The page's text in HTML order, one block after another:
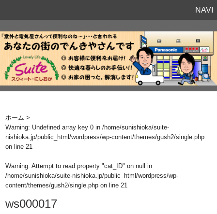
NAVI
ホーム >
Warning: Undefined array key 0 in/home/sunishioka/suite-
nishioka.jp/public_html/wordpress/wp-content/themes/gush2/single.php
on line21
Warning: Attempt to read property "cat_ID" on null in
/home/sunishioka/suite-nishioka.jp/public_html/wordpress/wp-
content/themes/gush2/single.php on line21
ws000017